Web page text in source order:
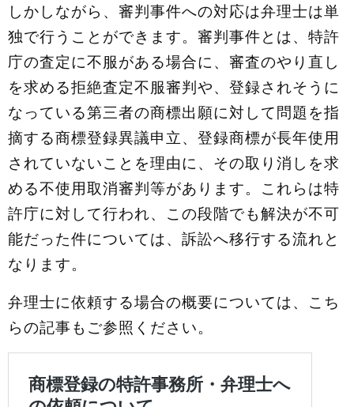
しかしながら、審判事件への対応は弁理士は単
独で行うことができます。審判事件とは、特許
庁の査定に不服がある場合に、審査のやり直し
を求める拒絶査定不服審判や、登録されそうに
なっている第三者の商標出願に対して問題を指
摘する商標登録異議申立、登録商標が長年使用
されていないことを理由に、その取り消しを求
める不使用取消審判等があります。これらは特
許庁に対して行われ、この段階でも解決が不可
能だった件については、訴訟へ移行する流れと
なります。
弁理士に依頼する場合の概要については、こち
らの記事もご参照ください。